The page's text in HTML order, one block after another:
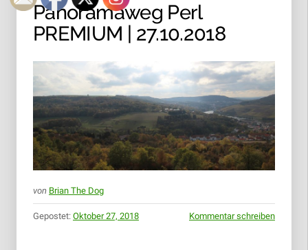
Panoramaweg Perl
PREMIUM | 27.10.2018
von Brian The Dog
Gepostet: Oktober 27, 2018 Kommentar schreiben